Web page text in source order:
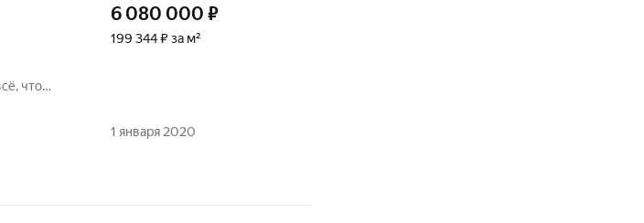
что
6 080 000 ₽
199 344 ₽ за м²
1 января 2020